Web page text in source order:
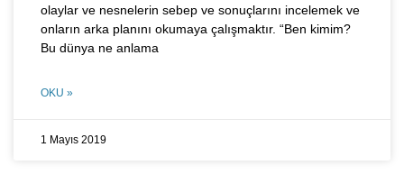
olaylar ve nesnelerin sebep ve sonuçlarını incelemek ve
onların arka planını okumaya çalışmaktır. “Ben kimim?
Bu dünya ne anlama
OKU »
1 Mayıs 2019